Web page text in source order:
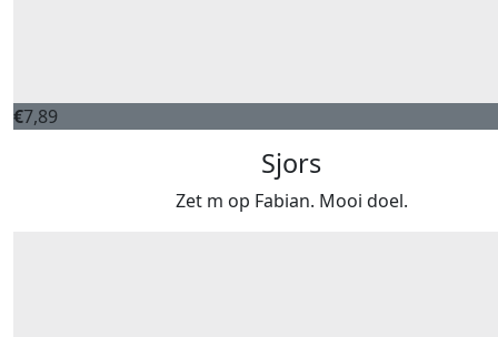
€7,89
Sjors
Zet m op Fabian. Mooi doel.